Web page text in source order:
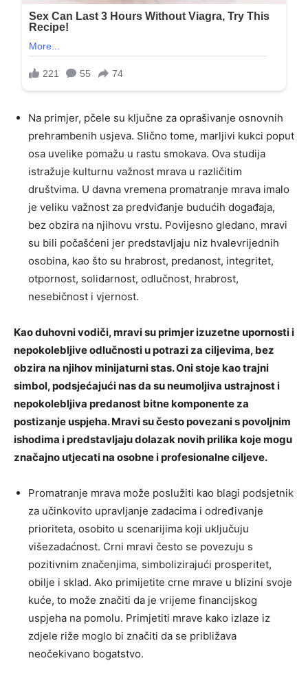
Na primjer, pčele su ključne za oprašivanje osnovnih
prehrambenih usjeva. Slično tome, marljivi kukci poput
osa uvelike pomažu u rastu smokava. Ova studija
istražuje kulturnu važnost mrava u različitim
društvima. U davna vremena promatranje mrava imalo
je veliku važnost za predviđanje budućih događaja,
bez obzira na njihovu vrstu. Povijesno gledano, mravi
su bili počašćeni jer predstavljaju niz hvalevrijednih
osobina, kao što su hrabrost, predanost, integritet,
otpornost, solidarnost, odlučnost, hrabrost,
nesebičnost i vjernost.
Kao duhovni vodiči, mravi su primjer izuzetne upornosti i
nepokolebljive odlučnosti u potrazi za ciljevima, bez
obzira na njihov minijaturni stas. Oni stoje kao trajni
simbol, podsjećajući nas da su neumoljiva ustrajnost i
nepokolebljiva predanost bitne komponente za
postizanje uspjeha. Mravi su često povezani s povoljnim
ishodima i predstavljaju dolazak novih prilika koje mogu
značajno utjecati na osobne i profesionalne ciljeve.
Promatranje mrava može poslužiti kao blagi podsjetnik
za učinkovito upravljanje zadacima i određivanje
prioriteta, osobito u scenarijima koji uključuju
višezadaćnost. Crni mravi često se povezuju s
pozitivnim značenjima, simbolizirajući prosperitet,
obilje i sklad. Ako primijetite crne mrave u blizini svoje
kuće, to može značiti da je vrijeme financijskog
uspjeha na pomolu. Primjetiti mrave kako izlaze iz
zdjele riže moglo bi značiti da se približava
neočekivano bogatstvo.